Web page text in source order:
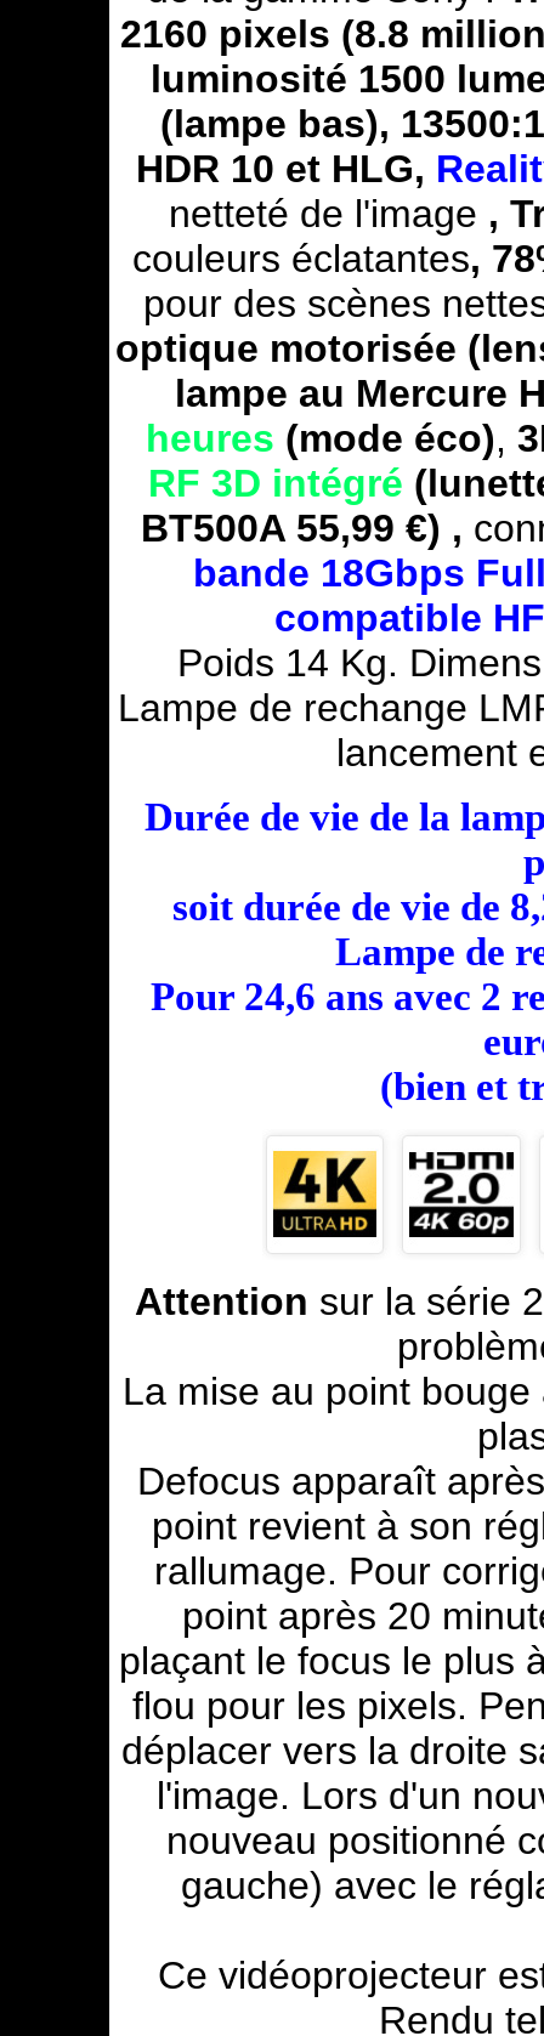
2160 pixels (8.8
luminosité 1500
(lampe bas),
HDR 10 et HLG,
netteté de l'image ,
couleurs éclatantes,
pour des scènes
optique motorisée
lampe au Mercure
heures (mode éco),
RF 3D intégré
BT500A 55,99 €) ,
bande 18Gbps
compatible
Poids 14 Kg.
Lampe de rechange
lancement
Durée de vie de la
soit durée de vie de
Lampe de
Pour 24,6 ans avec 2
(bien et
Attention sur la série
La mise au point
Defocus apparaît
point revient à son
rallumage. Pour
point après 20
plaçant le focus le plus
flou pour les pixels.
déplacer vers la droite
l'image. Lors d'un
nouveau positionné
gauche) avec le
Ce vidéoprojecteur
Rendu